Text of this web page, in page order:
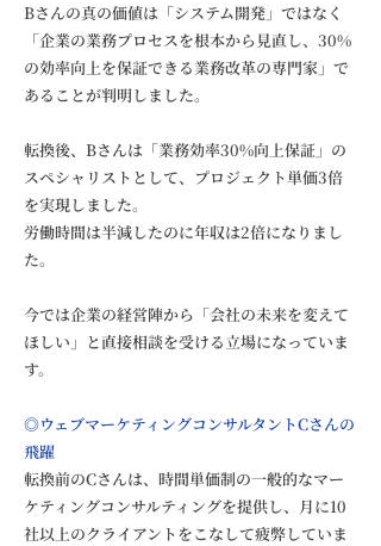
Bさんの真の価値は「システム開発」ではなく
「企業の業務プロセスを根本から見直し、30%
の効率向上を保証できる業務改革の専門家」で
あることが判明しました。
転換後、Bさんは「業務効率30%向上保証」の
スペシャリストとして、プロジェクト単価3倍
を実現しました。
労働時間は半減したのに年収は2倍になりまし
た。
今では企業の経営陣から「会社の未来を変えて
ほしい」と直接相談を受ける立場になっていま
す。
◎ウェブマーケティングコンサルタントCさんの
飛躍
転換前のCさんは、時間単価制の一般的なマー
ケティングコンサルティングを提供し、月に10
社以上のクライアントをこなして疲弊していま